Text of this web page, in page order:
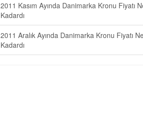
2011 Kasım Ayında Danimarka Kronu Fiyatı
Kadardı
2011 Aralık Ayında Danimarka Kronu Fiyatı
Kadardı